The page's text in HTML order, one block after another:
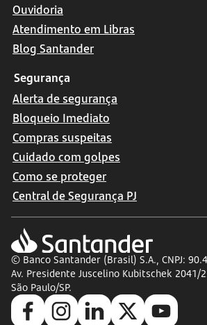
Ouvidoria
Atendimento em Libras
Blog Santander
Segurança
Alerta de segurança
Bloqueio Imediato
Compras suspeitas
Cuidado com golpes
Como se proteger
Central de Segurança PJ
© Banco Santander (Brasil) S.A., CNPJ:
Av. Presidente Juscelino Kubitschek 2041/
São Paulo/SP.